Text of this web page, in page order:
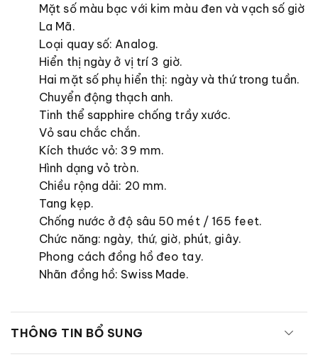
Mặt số màu bạc với kim màu đen và vạch số giờ
La Mã.
Loại quay số: Analog.
Hiển thị ngày ở vị trí 3 giờ.
Hai mặt số phụ hiển thị: ngày và thứ trong tuần.
Chuyển động thạch anh.
Tinh thể sapphire chống trầy xước.
Vỏ sau chắc chắn.
Kích thước vỏ: 39 mm.
Hình dạng vỏ tròn.
Chiều rộng dải: 20 mm.
Tang kẹp.
Chống nước ở độ sâu 50 mét / 165 feet.
Chức năng: ngày, thứ, giờ, phút, giây.
Phong cách đồng hồ đeo tay.
Nhãn đồng hồ: Swiss Made.
THÔNG TIN BỔ SUNG